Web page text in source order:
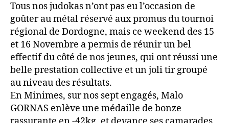
Tous nos judokas n’ont pas eu l’occasion de
goûter au métal réservé aux promus du tournoi
régional de Dordogne, mais ce weekend des 15
et 16 Novembre a permis de réunir un bel
effectif du côté de nos jeunes, qui ont réussi une
belle prestation collective et un joli tir groupé
au niveau des résultats.
En Minimes, sur nos sept engagés, Malo
GORNAS enlève une médaille de bonze